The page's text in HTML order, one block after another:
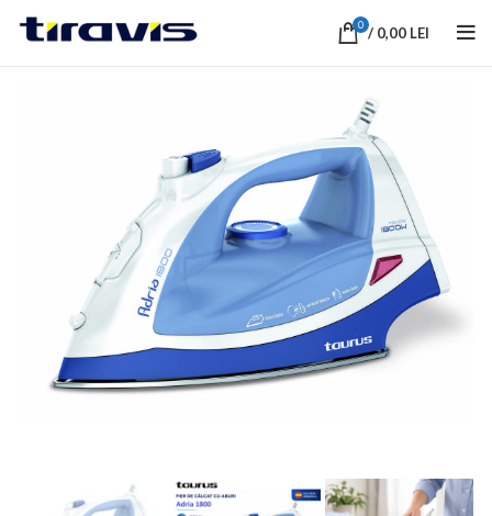
0 / 0,00 LEI